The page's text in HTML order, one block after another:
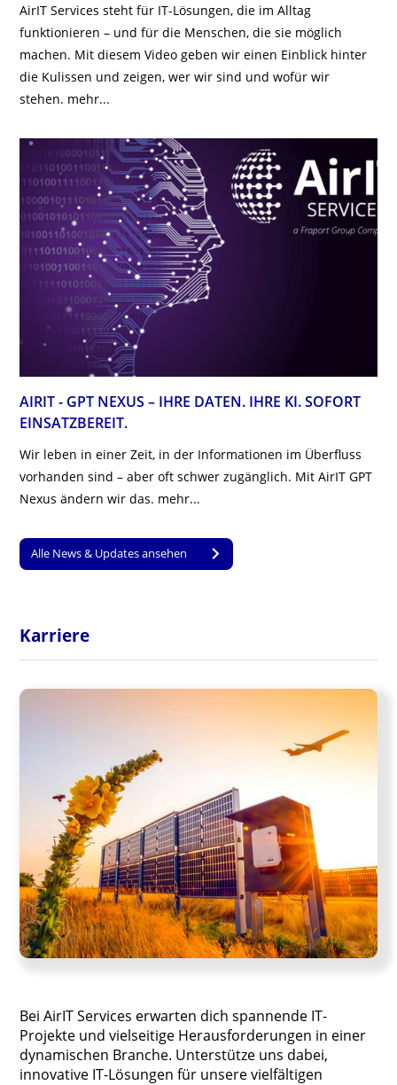
AirIT Services steht für IT-Lösungen, die im Alltag
funktionieren – und für die Menschen, die sie möglich
machen. Mit diesem Video geben wir einen Einblick hinter
die Kulissen und zeigen, wer wir sind und wofür wir
stehen. mehr...
AIRIT - GPT NEXUS – IHRE DATEN. IHRE KI. SOFORT
EINSATZBEREIT.
Wir leben in einer Zeit, in der Informationen im Überfluss
vorhanden sind – aber oft schwer zugänglich. Mit AirIT GPT
Nexus ändern wir das. mehr...
Alle News & Updates ansehen
Karriere
Bei AirIT Services erwarten dich spannende IT-
Projekte und vielseitige Herausforderungen in einer
dynamischen Branche. Unterstütze uns dabei,
innovative IT-Lösungen für unsere vielfältigen